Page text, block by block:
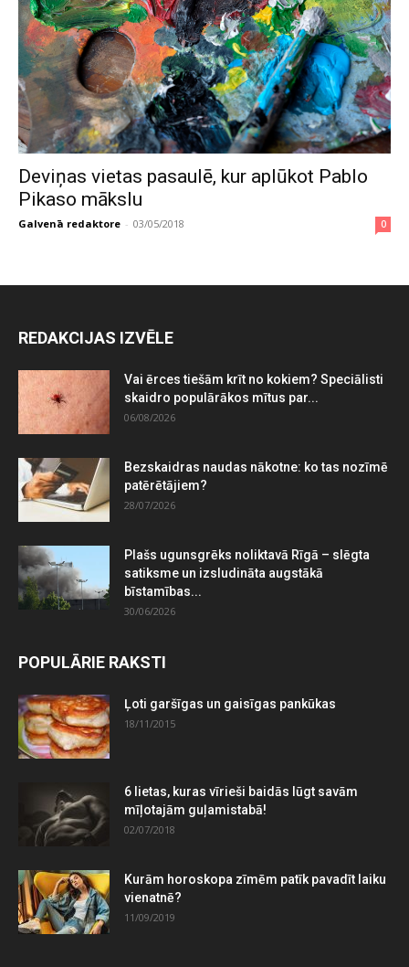
Deviņas vietas pasaulē, kur aplūkot Pablo
Pikaso mākslu
Galvenā redaktore - 03/05/2018 0
REDAKCIJAS IZVĒLE
Vai ērces tiešām krīt no kokiem? Speciālisti
skaidro populārākos mītus par...
06/08/2026
Bezskaidras naudas nākotne: ko tas nozīmē
patērētājiem?
28/07/2026
Plašs ugunsgrēks noliktavā Rīgā – slēgta
satiksme un izsludināta augstākā
bīstamības...
30/06/2026
POPULĀRIE RAKSTI
Ļoti garšīgas un gaisīgas pankūkas
18/11/2015
6 lietas, kuras vīrieši baidās lūgt savām
mīļotajām guļamistabā!
02/07/2018
Kurām horoskopa zīmēm patīk pavadīt laiku
vienatnē?
11/09/2019